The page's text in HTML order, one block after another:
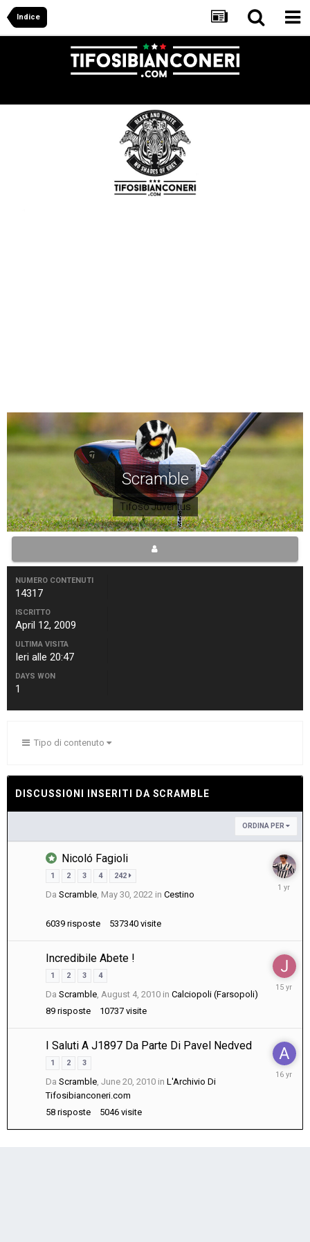
Indice
Scramble
Tifoso Juventus
NUMERO CONTENUTI
14317
ISCRITTO
April 12, 2009
ULTIMA VISITA
Ieri alle 20:47
DAYS WON
1
Tipo di contenuto
DISCUSSIONI INSERITI DA SCRAMBLE
ORDINA PER
Nicoló Fagioli
1 2 3 4 242
Da Scramble, May 30, 2022 in Cestino
6039 risposte 537340 visite
May
Incredibile Abete !
1 2 3 4
Da Scramble, August 4, 2010 in Calciopoli (Farsopoli)
89 risposte 10737 visite
August
I Saluti A J1897 Da Parte Di Pavel Nedved
1 2 3
Da Scramble, June 20, 2010 in L'Archivio Di
Tifosibianconeri.com
58 risposte 5046 visite
June